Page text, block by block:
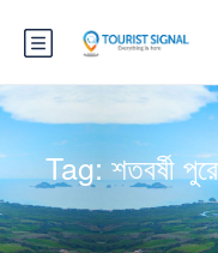
Tag:শতবর্ষী